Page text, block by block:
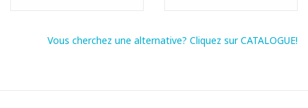
Vous cherchez une alternative? Cliquez sur CATALOGUE!